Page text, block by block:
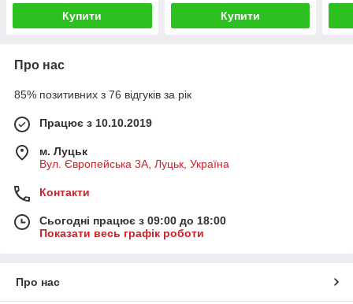
Купити Купити
Про нас
85% позитивних з 76 відгуків за рік
Працює з 10.10.2019
м. Луцьк
Вул. Європейська 3А, Луцьк, Україна
Контакти
Сьогодні працює з 09:00 до 18:00
Показати весь графік роботи
Про нас